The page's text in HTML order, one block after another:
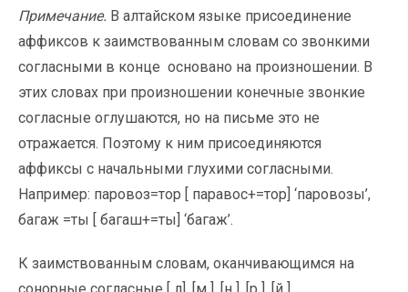
Примечание. В алтайском языке присоединение
аффиксов к заимствованным словам со звонкими
согласными в конце основано на произношении. В
этих словах при произношении конечные звонкие
согласные оглушаются, но на письме это не
отражается. Поэтому к ним присоединяются
аффиксы с начальными глухими согласными.
Например: паровоз=тор [ паравос+=тор] ‘паровозы’,
багаж =ты [ багаш+=ты] ‘багаж’.
К заимствованным словам, оканчивающимся на